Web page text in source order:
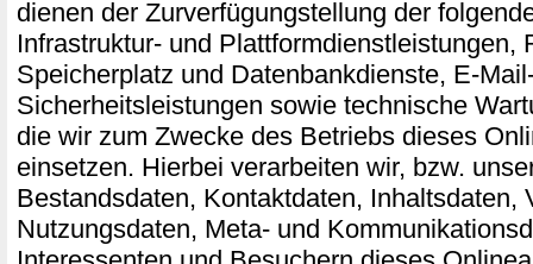
dienen der Zurverfügungstellung der
Infrastruktur- und Plattformdienstleistungen,
Speicherplatz und Datenbankdienste, E-
Sicherheitsleistungen sowie technische
die wir zum Zwecke des Betriebs dieses
einsetzen. Hierbei verarbeiten wir, bzw.
Bestandsdaten, Kontaktdaten, Inhaltsdaten,
Nutzungsdaten, Meta- und